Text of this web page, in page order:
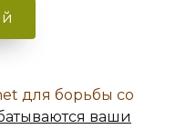
для борьбы со
ваши